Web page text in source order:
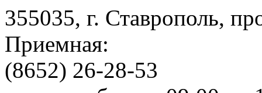
355035, г. Ставрополь,
Приемная:
(8652) 26-28-53